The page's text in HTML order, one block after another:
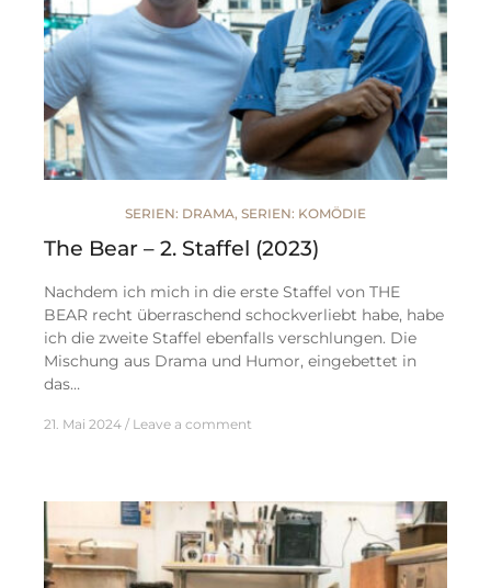
SERIEN: DRAMA, SERIEN: KOMÖDIE
The Bear – 2. Staffel (2023)
Nachdem ich mich in die erste Staffel von THE
BEAR recht überraschend schockverliebt habe, habe
ich die zweite Staffel ebenfalls verschlungen. Die
Mischung aus Drama und Humor, eingebettet in
das…
21. Mai 2024 Leave a comment